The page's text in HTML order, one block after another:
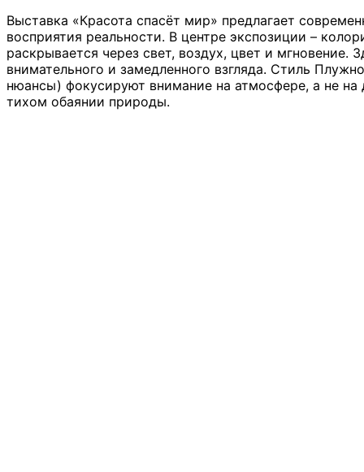
Выставка «Красота спасёт мир» предлагает
восприятия реальности. В центре экспозиции –
раскрывается через свет, воздух, цвет и мгновение.
внимательного и замедленного взгляда. Стиль
нюансы) фокусируют внимание на атмосфере, а не
тихом обаянии природы.